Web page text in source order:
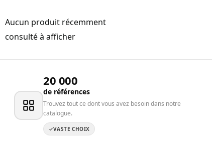
Aucun produit récemment
consulté à afficher
20 000
de références
Trouvez tout ce dont vous avez besoin dans notre
catalogue.
VASTE CHOIX